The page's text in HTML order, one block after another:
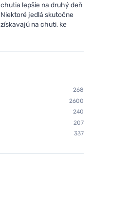
chutia lepšie na druhý deň
Niektoré jedlá skutočne
získavajú na chuti, ke
268
2600
240
207
337